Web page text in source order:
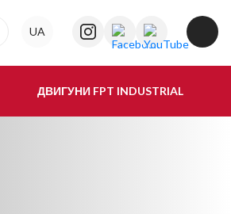
UA
ДВИГУНИ FPT INDUSTRIAL